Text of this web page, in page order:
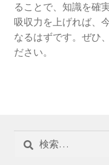
ることで、知識を確
吸収力を上げれば、
なるはずです。ぜひ
ださい。